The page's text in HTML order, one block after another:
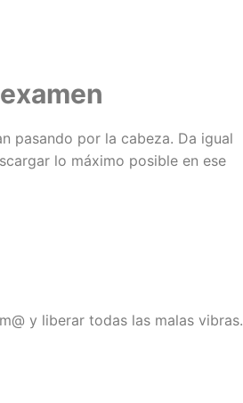
pasando por la cabeza. Da igual
lo máximo posible en ese
y liberar todas las malas vibras.